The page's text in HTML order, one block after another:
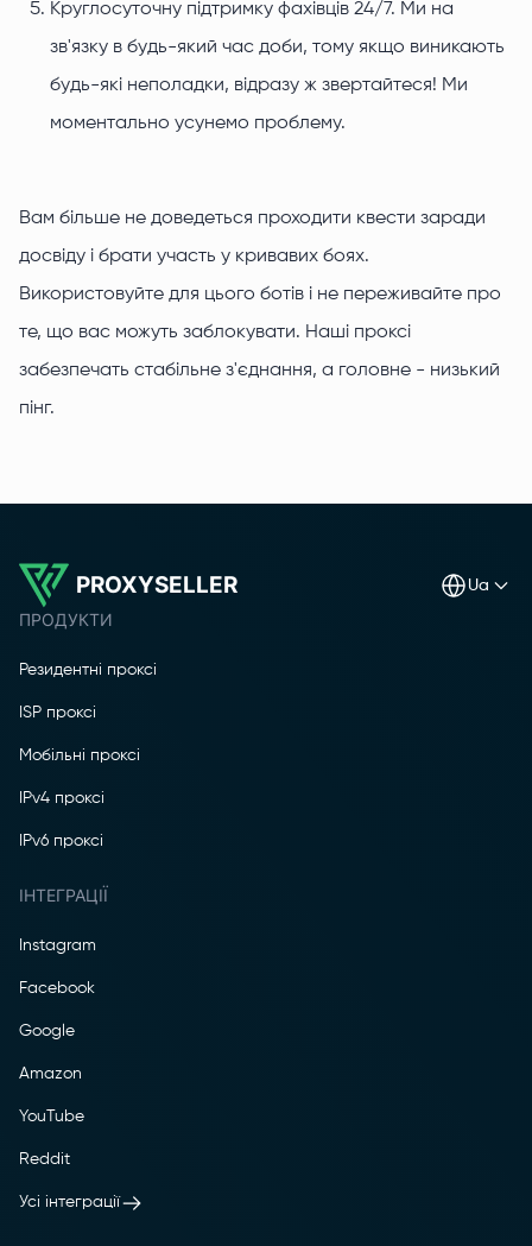
Круглосуточну підтримку фахівців 24/7. Ми на
зв'язку в будь-який час доби, тому якщо виникають
будь-які неполадки, відразу ж звертайтеся! Ми
моментально усунемо проблему.
Вам більше не доведеться проходити квести заради
досвіду і брати участь у кривавих боях.
Використовуйте для цього ботів і не переживайте про
те, що вас можуть заблокувати. Наші проксі
забезпечать стабільне з'єднання, а головне - низький
пінг.
PROXYSELLER ua
ПРОДУКТИ
Резидентні проксі
ISP проксі
Мобільні проксі
IPv4 проксі
IPv6 проксі
ІНТЕГРАЦІЇ
Instagram
Facebook
Google
Amazon
YouTube
Reddit
Усі інтеграції